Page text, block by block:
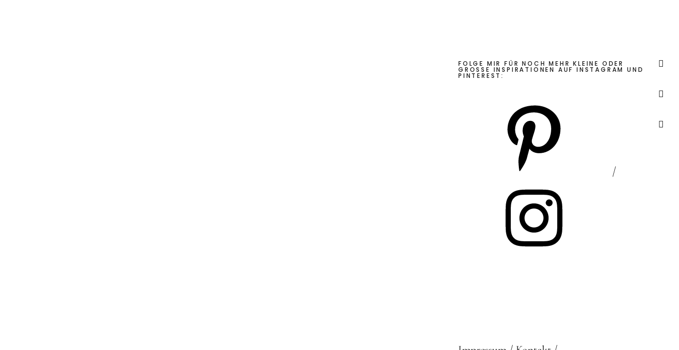
FOLGE MIR FÜR NOCH MEHR KLEINE ODER
GROSSE INSPIRATIONEN AUF INSTAGRAM UND P
INTEREST: